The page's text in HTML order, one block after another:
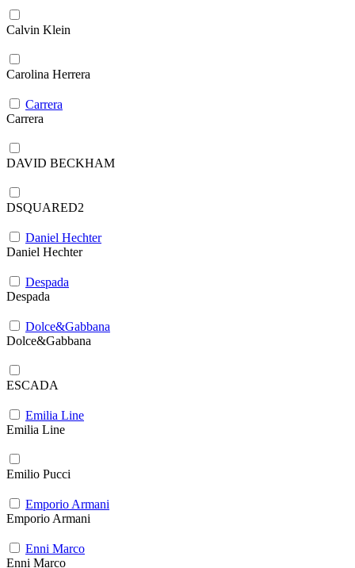
Calvin Klein
Carolina Herrera
Carrera
Carrera
DAVID BECKHAM
DSQUARED2
Daniel Hechter
Daniel Hechter
Despada
Despada
Dolce&Gabbana
Dolce&Gabbana
ESCADA
Emilia Line
Emilia Line
Emilio Pucci
Emporio Armani
Emporio Armani
Enni Marco
Enni Marco